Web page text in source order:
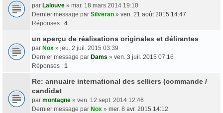
par Lalouve » mar. 18 mars 2014 19:10
Dernier message par Silveran » ven. 21 août 2015 14:47
Réponses : 4
un aperçu de réalisations originales et délirantes
par Nox » jeu. 2 juil. 2015 03:39
Dernier message par Dams » ven. 3 juil. 2015 07:16
Réponses : 1
Re: annuaire international des selliers (commande /
candidat
par montagne » ven. 12 sept. 2014 12:46
Dernier message par Nox » mer. 8 avr. 2015 14:12